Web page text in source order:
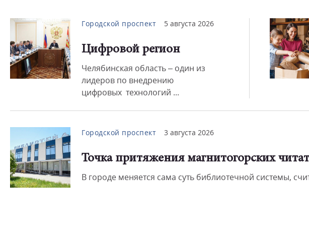
Городской проспект 5 августа 2026
Цифровой регион
Челябинская область – один из
лидеров по внедрению
цифровых технологий ...
Городской проспект 3 августа 2026
Точка притяжения магнитогорских
В городе меняется сама суть библиотечной системы,